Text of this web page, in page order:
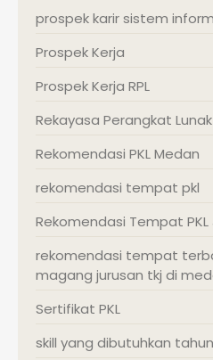
prospek karir sistem
Prospek Kerja
Prospek Kerja RPL
Rekayasa Perangkat Lunak
Rekomendasi PKL Medan
rekomendasi tempat pkl
Rekomendasi Tempat
rekomendasi tempat
magang jurusan tkj di
Sertifikat PKL
skill yang dibutuhkan